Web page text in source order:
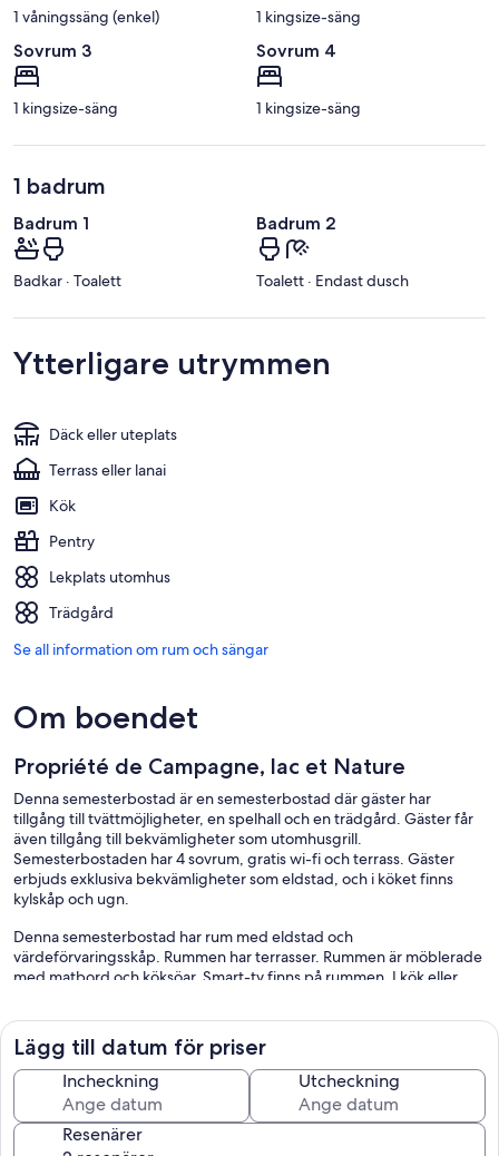
1 våningssäng (enkel) 1 kingsize-säng
Sovrum 3
1 kingsize-säng
Sovrum 4
1 kingsize-säng
1 badrum
Badrum 1
Badkar · Toalett
Badrum 2
Toalett · Endast dusch
Ytterligare utrymmen
Däck eller uteplats
Terrass eller lanai
Kök
Pentry
Lekplats utomhus
Trädgård
Se all information om rum och sängar
Om boendet
Propriété de Campagne, lac et Nature
Denna semesterbostad är en semesterbostad där gäster har
tillgång till tvättmöjligheter, en spelhall och en trädgård. Gäster får
även tillgång till bekvämligheter som utomhusgrill.
Semesterbostaden har 4 sovrum, gratis wi-fi och terrass. Gäster
erbjuds exklusiva bekvämligheter som eldstad, och i köket finns
kylskåp och ugn.
Denna semesterbostad har rum med eldstad och
värdeförvaringsskåp. Rummen har terrasser. Rummen är möblerade
med matbord och köksöar. Smart-tv finns på rummen. I kök eller
grytor/köksredskap. Badrummen har dusch och hårtorkar.
Gäster har tillgång till gratis wi-fi. Boendet tillhandahåller skrivbord,
skrivbordsstolar och printers. Dessutom har rummen kaffe- och
tebryggare och strykjärn/strykbräda.
Fritidsaktiviteterna nedan finns antingen tillgängliga på plats eller i
närheten. Avgifter kan tillkomma.
Lägg till datum för priser
Incheckning Utcheckning
Resenärer